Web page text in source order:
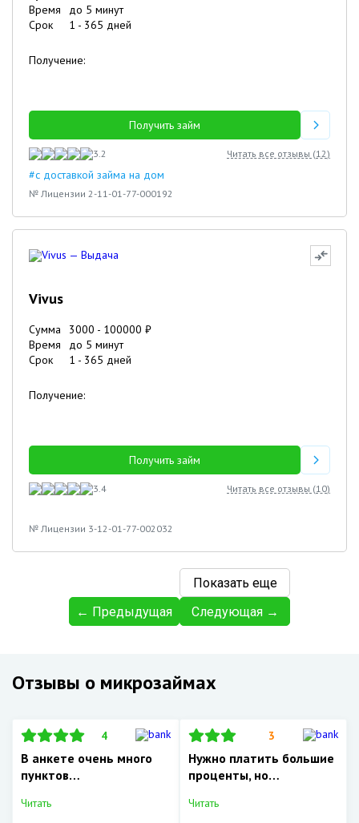
Время
до 5 минут
Срок
1 - 365 дней
Получение:
Получить займ
3.2 Читать все отзывы (12)
#с доставкой займа на дом
№ Лицензии 2-11-01-77-000192
Vivus
Сумма 3000 - 100000 ₽
Время
до 5 минут
Срок
1 - 365 дней
Получение:
Получить займ
3.4 Читать все отзывы (10)
№ Лицензии 3-12-01-77-002032
Показать еще
← Предыдущая
Следующая →
Отзывы о микрозаймах
4
В анкете очень много
пунктов…
Читать
3
Нужно платить большие
проценты, но…
Читать